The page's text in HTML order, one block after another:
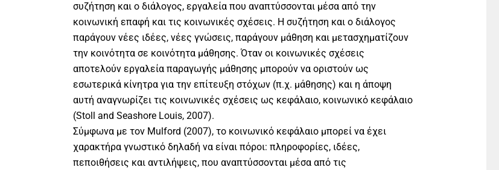
συζήτηση και ο διάλογος, εργαλεία που αναπτύσσονται μέσα από την
κοινωνική επαφή και τις κοινωνικές σχέσεις. Η συζήτηση και ο διάλογος
παράγουν νέες ιδέες, νέες γνώσεις, παράγουν μάθηση και μετασχηματίζουν
την κοινότητα σε κοινότητα μάθησης. Όταν οι κοινωνικές σχέσεις
αποτελούν εργαλεία παραγωγής μάθησης μπορούν να οριστούν ως
εσωτερικά κίνητρα για την επίτευξη στόχων (π.χ. μάθησης) και η άποψη
αυτή αναγνωρίζει τις κοινωνικές σχέσεις ως κεφάλαιο, κοινωνικό κεφάλαιο
(Stoll and Seashore Louis, 2007).
Σύμφωνα με τον Mulford (2007), το κοινωνικό κεφάλαιο μπορεί να έχει
χαρακτήρα γνωστικό δηλαδή να είναι πόροι: πληροφορίες, ιδέες,
πεποιθήσεις και αντιλήψεις, που αναπτύσσονται μέσα από τις